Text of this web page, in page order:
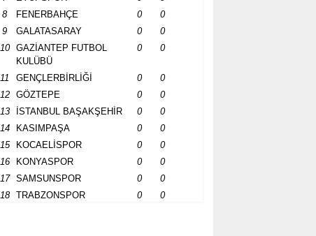
8
FENERBAHÇE 0
0
9
GALATASARAY 0
0
10
GAZİANTEP FUTBOL
KULÜBÜ
0 0
11 GENÇLERBİRLİĞİ 0
0
12
GÖZTEPE 0
0
13
İSTANBUL BAŞAKŞEHİR 0
0
14
KASIMPAŞA 0
0
15
KOCAELİSPOR 0
0
16
KONYASPOR 0
0
17
SAMSUNSPOR 0
0
18
TRABZONSPOR 0 0